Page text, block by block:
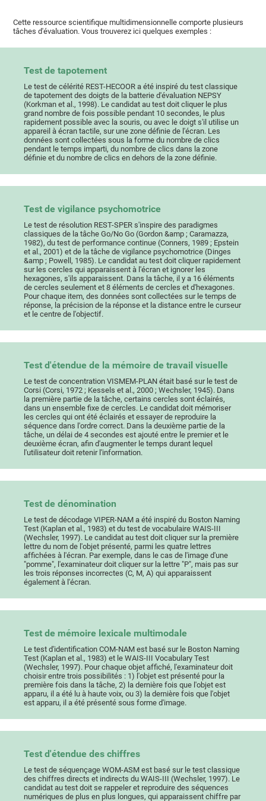
Cette ressource scientifique multidimensionnelle comporte plusieurs
tâches d'évaluation. Vous trouverez ici quelques exemples :
Test de tapotement
Le test de célérité REST-HECOOR a été inspiré du test classique
de tapotement des doigts de la batterie d'évaluation NEPSY
(Korkman et al., 1998). Le candidat au test doit cliquer le plus
grand nombre de fois possible pendant 10 secondes, le plus
rapidement possible avec la souris, ou avec le doigt s'il utilise un
appareil à écran tactile, sur une zone définie de l'écran. Les
données sont collectées sous la forme du nombre de clics
pendant le temps imparti, du nombre de clics dans la zone
définie et du nombre de clics en dehors de la zone définie.
Test de vigilance psychomotrice
Le test de résolution REST-SPER s'inspire des paradigmes
classiques de la tâche Go/No Go (Gordon &amp ; Caramazza,
1982), du test de performance continue (Conners, 1989 ; Epstein
et al., 2001) et de la tâche de vigilance psychomotrice (Dinges
&amp ; Powell, 1985). Le candidat au test doit cliquer rapidement
sur les cercles qui apparaissent à l'écran et ignorer les
hexagones, s'ils apparaissent. Dans la tâche, il y a 16 éléments
de cercles seulement et 8 éléments de cercles et d'hexagones.
Pour chaque item, des données sont collectées sur le temps de
réponse, la précision de la réponse et la distance entre le curseur
et le centre de l'objectif.
Test d'étendue de la mémoire de travail visuelle
Le test de concentration VISMEM-PLAN était basé sur le test de
Corsi (Corsi, 1972 ; Kessels et al., 2000 ; Wechsler, 1945). Dans
la première partie de la tâche, certains cercles sont éclairés,
dans un ensemble fixe de cercles. Le candidat doit mémoriser
les cercles qui ont été éclairés et essayer de reproduire la
séquence dans l'ordre correct. Dans la deuxième partie de la
tâche, un délai de 4 secondes est ajouté entre le premier et le
deuxième écran, afin d'augmenter le temps durant lequel
l'utilisateur doit retenir l'information.
Test de dénomination
Le test de décodage VIPER-NAM a été inspiré du Boston Naming
Test (Kaplan et al., 1983) et du test de vocabulaire WAIS-III
(Wechsler, 1997). Le candidat au test doit cliquer sur la première
lettre du nom de l'objet présenté, parmi les quatre lettres
affichées à l'écran. Par exemple, dans le cas de l'image d'une
"pomme", l'examinateur doit cliquer sur la lettre "P", mais pas sur
les trois réponses incorrectes (C, M, A) qui apparaissent
également à l'écran.
Test de mémoire lexicale multimodale
Le test d'identification COM-NAM est basé sur le Boston Naming
Test (Kaplan et al., 1983) et le WAIS-III Vocabulary Test
(Wechsler, 1997). Pour chaque objet affiché, l'examinateur doit
choisir entre trois possibilités : 1) l'objet est présenté pour la
première fois dans la tâche, 2) la dernière fois que l'objet est
apparu, il a été lu à haute voix, ou 3) la dernière fois que l'objet
est apparu, il a été présenté sous forme d'image.
Test d'étendue des chiffres
Le test de séquençage WOM-ASM est basé sur le test classique
des chiffres directs et indirects du WAIS-III (Wechsler, 1997). Le
candidat au test doit se rappeler et reproduire des séquences
numériques de plus en plus longues, qui apparaissent chiffre par